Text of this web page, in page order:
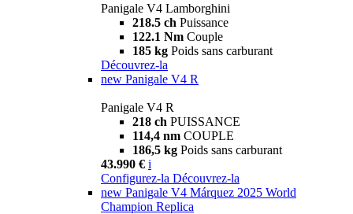
Panigale V4 Lamborghini
218.5 ch Puissance
122.1 Nm Couple
185 kg Poids sans carburant
Découvrez-la
new Panigale V4 R
Panigale V4 R
218 ch PUISSANCE
114,4 nm COUPLE
186,5 kg Poids sans carburant
43.990 € i
Configurez-la Découvrez-la
new Panigale V4 Márquez 2025 World
Champion Replica